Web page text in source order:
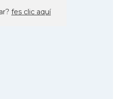
fes clic aquí